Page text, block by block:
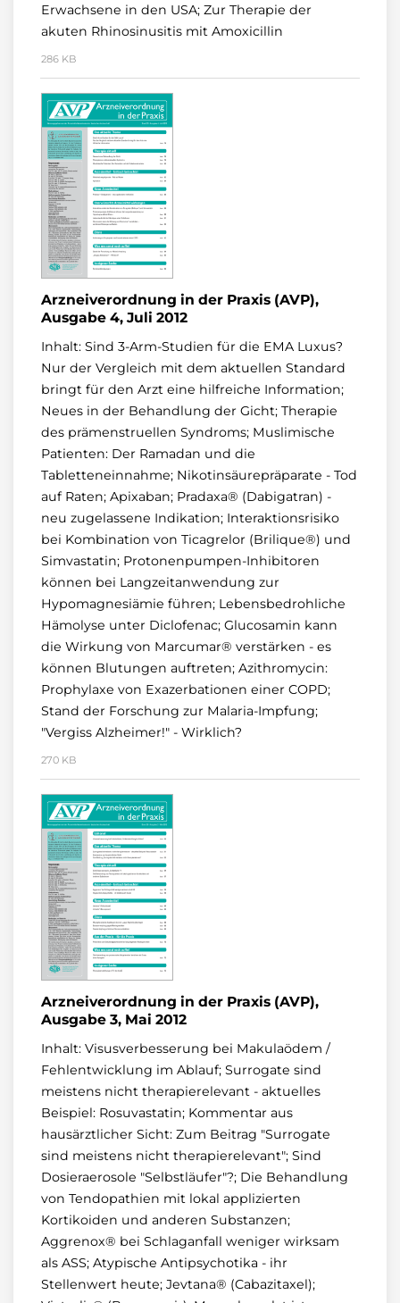
Erwachsene in den USA; Zur Therapie der
akuten Rhinosinusitis mit Amoxicillin
286 KB
Arzneiverordnung in der Praxis (AVP),
Ausgabe 4, Juli 2012
Inhalt: Sind 3-Arm-Studien für die EMA Luxus?
Nur der Vergleich mit dem aktuellen Standard
bringt für den Arzt eine hilfreiche Information;
Neues in der Behandlung der Gicht; Therapie
des prämenstruellen Syndroms; Muslimische
Patienten: Der Ramadan und die
Tabletteneinnahme; Nikotinsäurepräparate - Tod
auf Raten; Apixaban; Pradaxa® (Dabigatran) -
neu zugelassene Indikation; Interaktionsrisiko
bei Kombination von Ticagrelor (Brilique®) und
Simvastatin; Protonenpumpen-Inhibitoren
können bei Langzeitanwendung zur
Hypomagnesiämie führen; Lebensbedrohliche
Hämolyse unter Diclofenac; Glucosamin kann
die Wirkung von Marcumar® verstärken - es
können Blutungen auftreten; Azithromycin:
Prophylaxe von Exazerbationen einer COPD;
Stand der Forschung zur Malaria-Impfung;
"Vergiss Alzheimer!" - Wirklich?
270 KB
Arzneiverordnung in der Praxis (AVP),
Ausgabe 3, Mai 2012
Inhalt: Visusverbesserung bei Makulaödem /
Fehlentwicklung im Ablauf; Surrogate sind
meistens nicht therapierelevant - aktuelles
Beispiel: Rosuvastatin; Kommentar aus
hausärztlicher Sicht: Zum Beitrag "Surrogate
sind meistens nicht therapierelevant"; Sind
Dosieraerosole "Selbstläufer"?; Die Behandlung
von Tendopathien mit lokal applizierten
Kortikoiden und anderen Substanzen;
Aggrenox® bei Schlaganfall weniger wirksam
als ASS; Atypische Antipsychotika - ihr
Stellenwert heute; Jevtana® (Cabazitaxel);